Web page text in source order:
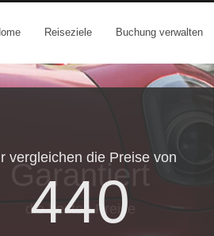
Reiseziele Buchung verwalten
vergleichen die Preise von
440
Garantiert
die besten Preise